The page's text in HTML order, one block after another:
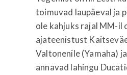
toimuvad laupäeval ja
ole kahjuks rajal MM-il
ajateenistust
Valtonenile (Yamaha)
annavad lahingu